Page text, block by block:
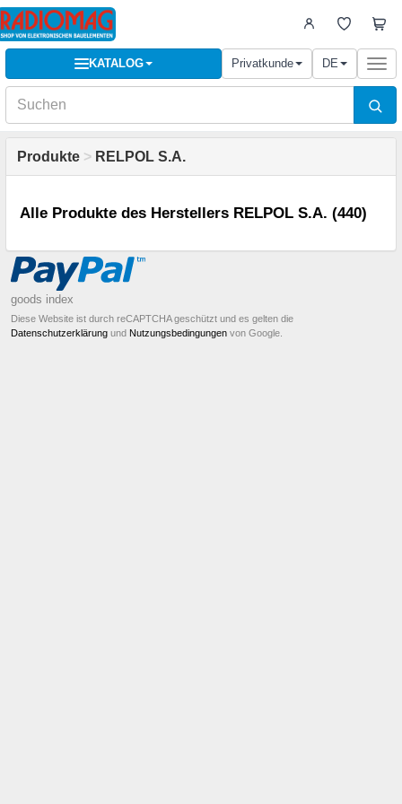
KATALOG Privatkunde DE
Produkte > RELPOL S.A.
Alle Produkte des Herstellers RELPOL S.A. (440)
goods index
Diese Website ist durch reCAPTCHA geschützt und es gelten die
Datenschutzerklärung und Nutzungsbedingungen von Google.